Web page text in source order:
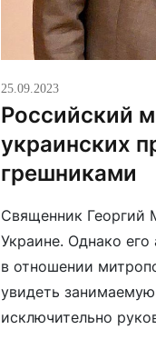
25.09.2023
Российский
украинских
грешниками
Священник Георгий
Украине. Однако его
в отношении
увидеть
исключительно